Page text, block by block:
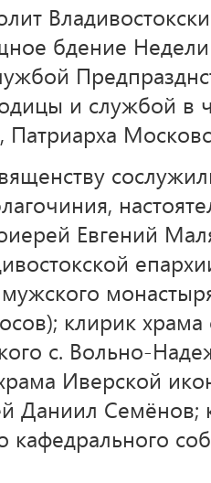
бдение
и службой в
Патриарха
Евгений
клирик храма
с. Вольно-
Иверской
Даниил Семёнов;
кафедрального